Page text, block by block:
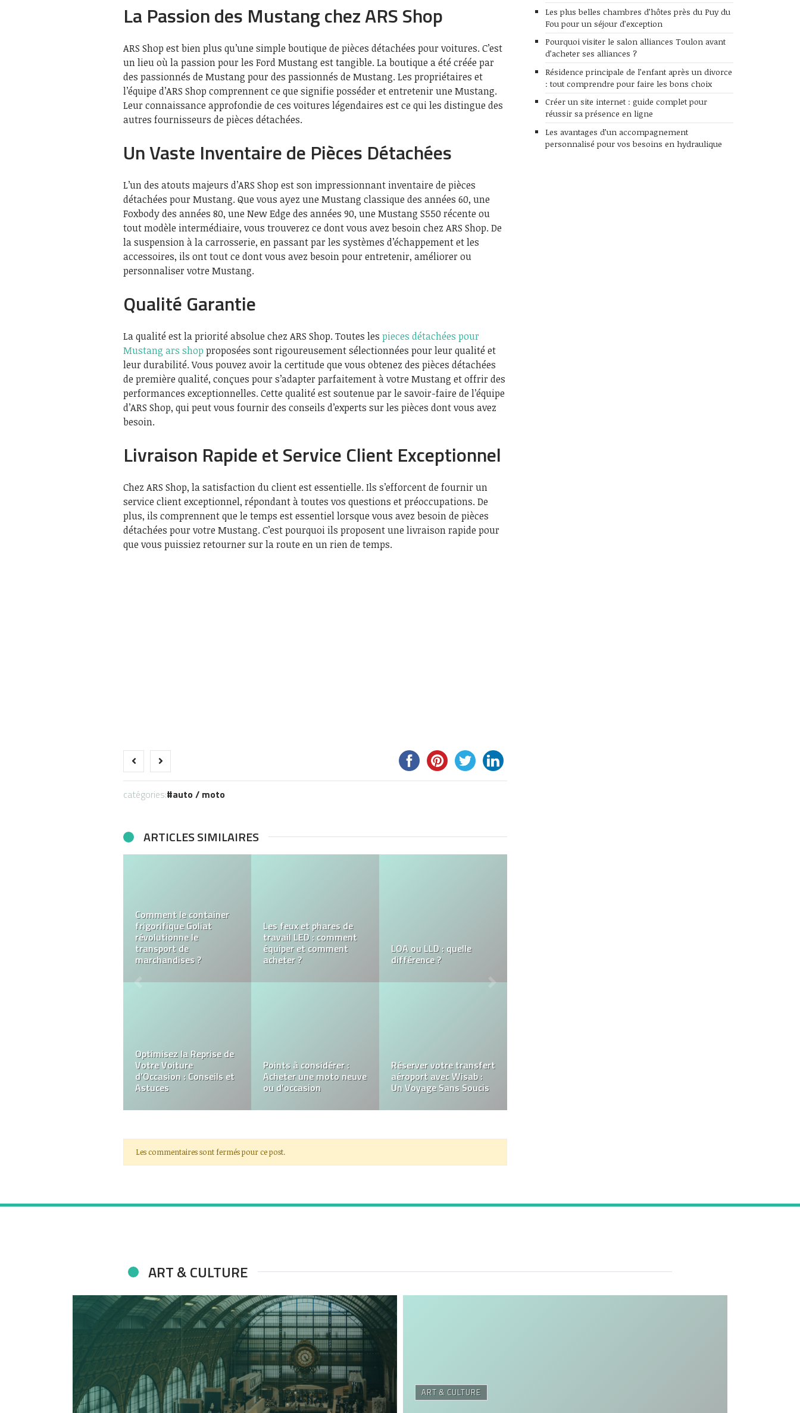
La Passion des Mustang chez ARS Shop
ARS Shop est bien plus qu’une simple boutique de pièces détachées pour voitures. C’est
un lieu où la passion pour les Ford Mustang est tangible. La boutique a été créée par
des passionnés de Mustang pour des passionnés de Mustang. Les propriétaires et
l’équipe d’ARS Shop comprennent ce que signifie posséder et entretenir une Mustang.
Leur connaissance approfondie de ces voitures légendaires est ce qui les distingue des
autres fournisseurs de pièces détachées.
Un Vaste Inventaire de Pièces Détachées
L’un des atouts majeurs d’ARS Shop est son impressionnant inventaire de pièces
détachées pour Mustang. Que vous ayez une Mustang classique des années 60, une
Foxbody des années 80, une New Edge des années 90, une Mustang S550 récente ou
tout modèle intermédiaire, vous trouverez ce dont vous avez besoin chez ARS Shop. De
la suspension à la carrosserie, en passant par les systèmes d’échappement et les
accessoires, ils ont tout ce dont vous avez besoin pour entretenir, améliorer ou
personnaliser votre Mustang.
Qualité Garantie
La qualité est la priorité absolue chez ARS Shop. Toutes les pieces détachées pour
Mustang ars shop proposées sont rigoureusement sélectionnées pour leur qualité et
leur durabilité. Vous pouvez avoir la certitude que vous obtenez des pièces détachées
de première qualité, conçues pour s’adapter parfaitement à votre Mustang et offrir des
performances exceptionnelles. Cette qualité est soutenue par le savoir-faire de l’équipe
d’ARS Shop, qui peut vous fournir des conseils d’experts sur les pièces dont vous avez
besoin.
Livraison Rapide et Service Client Exceptionnel
Chez ARS Shop, la satisfaction du client est essentielle. Ils s’efforcent de fournir un
service client exceptionnel, répondant à toutes vos questions et préoccupations. De
plus, ils comprennent que le temps est essentiel lorsque vous avez besoin de pièces
détachées pour votre Mustang. C’est pourquoi ils proposent une livraison rapide pour
que vous puissiez retourner sur la route en un rien de temps.
catégories: auto / moto
ARTICLES SIMILAIRES
Découvrez l’Alternative
de Transport à Lyon :
Les VTC Redéfinissent
l’Expérience
Comment choisir une
servante d’atelier
complète ?
sur gps-access.fr : Avis
et Comparaison
Taxi conventionné
Albertville – Tout savoir
sur le bon de transport
médical
Importer une voiture
depuis l’étranger
Comment choisir un
quad pour vos enfants ?
Les commentaires sont fermés pour ce post.
Les plus belles chambres d’hôtes près du Puy du
Fou pour un séjour d’exception
Pourquoi visiter le salon alliances Toulon avant
d’acheter ses alliances ?
Résidence principale de l’enfant après un divorce
: tout comprendre pour faire les bons choix
Créer un site internet : guide complet pour
réussir sa présence en ligne
Les avantages d’un accompagnement
personnalisé pour vos besoins en hydraulique
ART & CULTURE
ART & CULTURE